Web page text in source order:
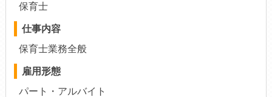
保育士
仕事内容
保育士業務全般
雇用形態
パート・アルバイト